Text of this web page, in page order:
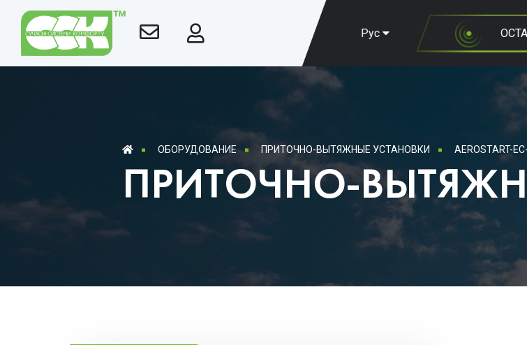
Рус
ОБОРУДОВАНИЕ ПРИТОЧНО-ВЫТЯЖНЫЕ УСТАНОВКИ AEROSTART-
ПРИТОЧНО-